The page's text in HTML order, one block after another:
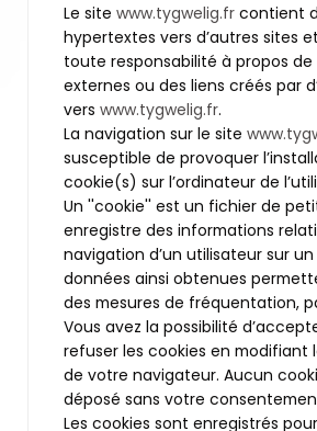
Le sitewww.tygwelig.fr contient
hypertextes vers d’autres sites
toute responsabilité à propos de
externes ou des liens créés par
verswww.tygwelig.fr.
La navigation sur le site
susceptible de provoquer
cookie(s) sur l’ordinateur de
Un ''cookie'' est un fichier de
enregistre des informations
navigation d’un utilisateur sur un
données ainsi obtenues
des mesures de fréquentation,
Vous avez la possibilité
refuser les cookies en modifiant
de votre navigateur. Aucun
déposé sans votre
Les cookies sont enregistrés